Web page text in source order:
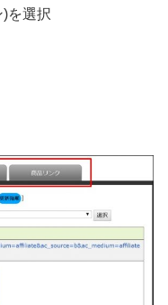
)を選択